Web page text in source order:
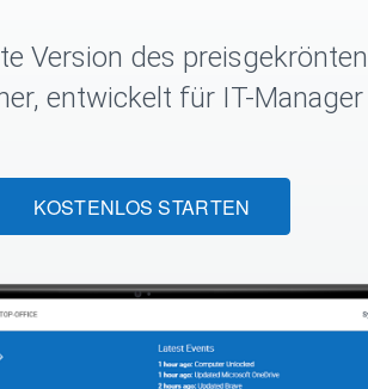
Version des
entwickelt für IT-Manager
KOSTENLOS STARTEN